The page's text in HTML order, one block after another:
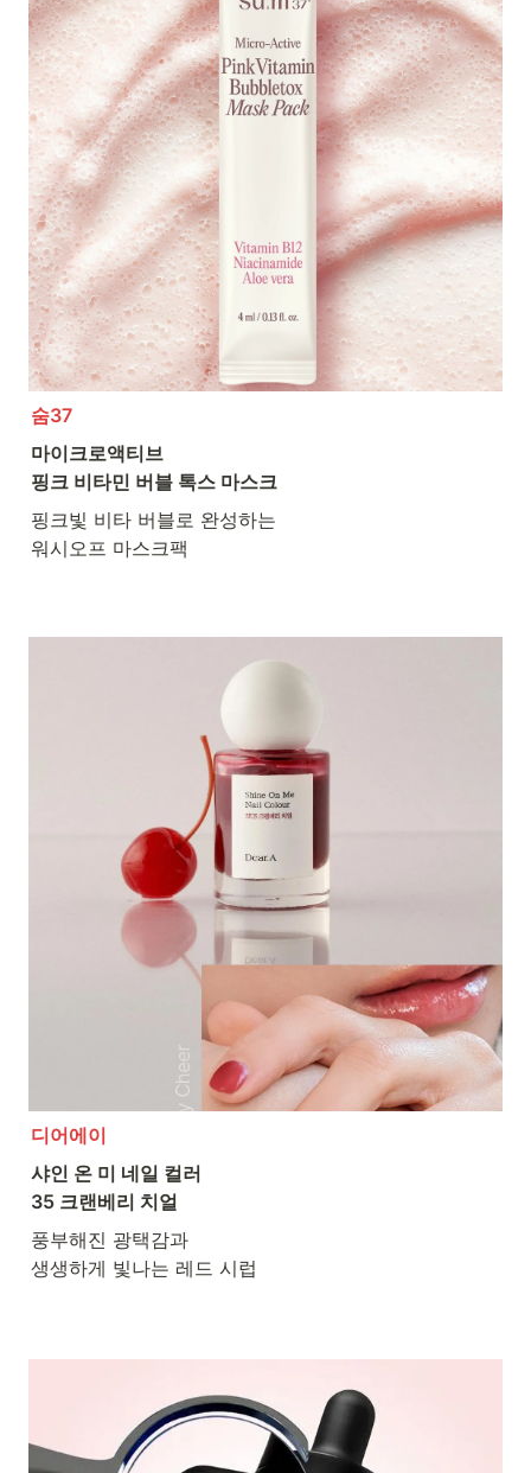
숨37
마이크로액티브
핑크 비타민 버블 톡스 마스크
핑크빛 비타 버블로 완성하는
워시오프 마스크팩
디어에이
샤인 온 미 네일 컬러
35 크랜베리 치얼
풍부해진 광택감과
생생하게 빛나는 레드 시럽